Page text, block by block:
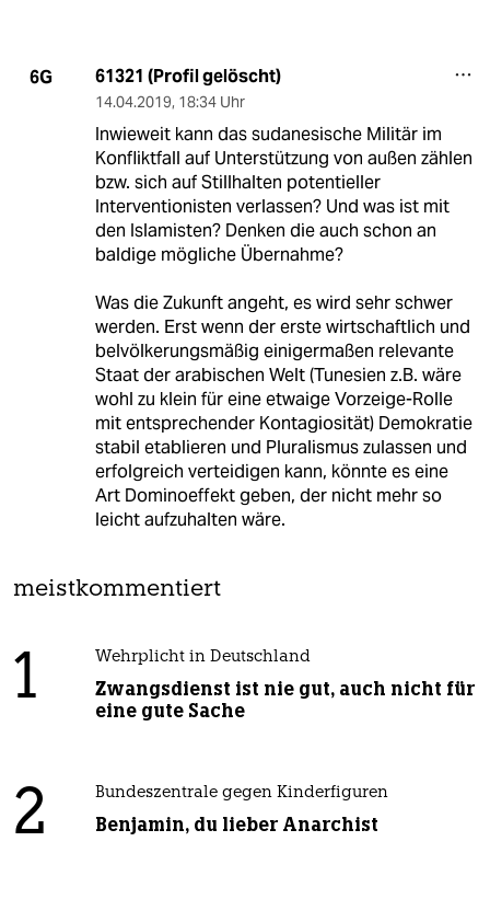
6G 61321 (Profil gelöscht)
14.04.2019, 18:34 Uhr
Inwieweit kann das sudanesische Militär im
Konfliktfall auf Unterstützung von außen zählen
bzw. sich auf Stillhalten potentieller
Interventionisten verlassen? Und was ist mit
den Islamisten? Denken die auch schon an
baldige mögliche Übernahme?
Was die Zukunft angeht, es wird sehr schwer
werden. Erst wenn der erste wirtschaftlich und
belvölkerungsmäßig einigermaßen relevante
Staat der arabischen Welt (Tunesien z.B. wäre
wohl zu klein für eine etwaige Vorzeige-Rolle
mit entsprechender Kontagiosität) Demokratie
stabil etablieren und Pluralismus zulassen und
erfolgreich verteidigen kann, könnte es eine
Art Dominoeffekt geben, der nicht mehr so
leicht aufzuhalten wäre.
meistkommentiert
1 Wehrplicht in Deutschland
Zwangsdienst ist nie gut, auch nicht für
eine gute Sache
2 Bundeszentrale gegen Kinderfiguren
Benjamin, du lieber Anarchist